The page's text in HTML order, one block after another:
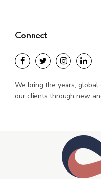
Connect
We bring the years, global
our clients through new